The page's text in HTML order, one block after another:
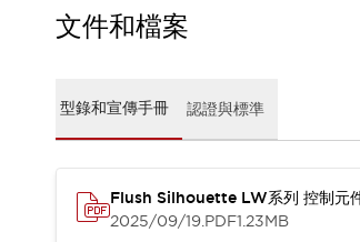
型錄和宣傳手冊
軟體下載
邏輯模擬器
產品資安通知
文件和檔案
型錄和宣傳手冊 認證與標準
Flush Silhouette LW系列 控制元
2025/09/19.PDF1.23MB